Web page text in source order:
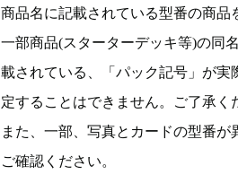
商品名に記載されている型番の商品
一部商品(スターターデッキ等)の同
載されている、「パック記号」が
定することはできません。ご了承く
また、一部、写真とカードの型番
ご確認ください。